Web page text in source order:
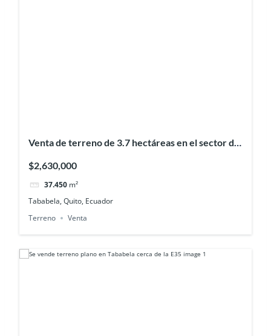
Venta de terreno de 3.7 hectáreas en el sector de
$2,630,000
37.450 m²
Tababela, Quito, Ecuador
Terreno
Venta